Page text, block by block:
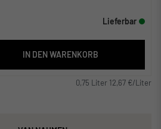
Lieferbar
IN DEN WARENKORB
0,75 Liter 12,67 €/Liter